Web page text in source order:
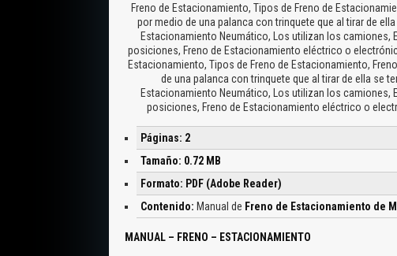
Freno de Estacionamiento, Tipos de Freno de
por medio de una palanca con trinquete que al tirar de
Estacionamiento Neumático, Los utilizan los camiones,
posiciones, Freno de Estacionamiento eléctrico o
Estacionamiento, Tipos de Freno de Estacionamiento,
de una palanca con trinquete que al tirar de ella se
Estacionamiento Neumático, Los utilizan los camiones,
posiciones, Freno de Estacionamiento eléctrico o
Páginas: 2
Tamaño: 0.72 MB
Formato: PDF (Adobe Reader)
Contenido: Manual de Freno de Estacionamiento de
MANUAL – FRENO – ESTACIONAMIENTO